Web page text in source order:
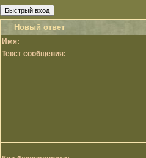
Новый ответ
Имя:
Текст сообщения: